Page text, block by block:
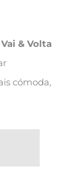
Vai & Volta
cómoda,